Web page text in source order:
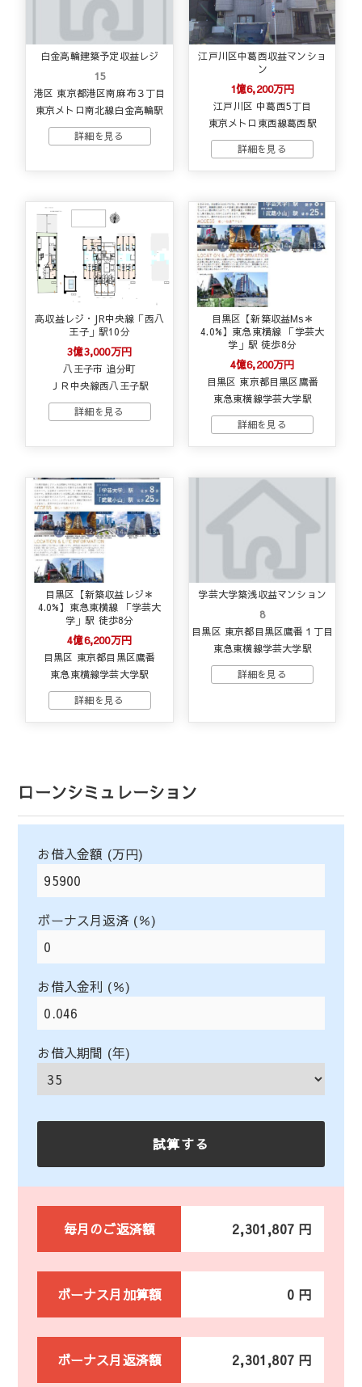
白金高輪建築予定収益レジ
15
港区 東京都港区南麻布３丁目
東京メトロ南北線白金高輪駅
江戸川区中葛西収益マンショ
ン
1億6,200万円
江戸川区 中葛西5丁目
東京メトロ東西線葛西駅
高収益レジ・JR中央線「西八
王子」駅10分
3億3,000万円
八王子市 追分町
ＪＲ中央線西八王子駅
目黒区【新築収益Ms＊
4.0%】東急東横線 「学芸大
学」駅 徒歩8分
4億6,200万円
目黒区 東京都目黒区鷹番
東急東横線学芸大学駅
目黒区【新築収益レジ＊
4.0%】東急東横線 「学芸大
学」駅 徒歩8分
4億6,200万円
目黒区 東京都目黒区鷹番
東急東横線学芸大学駅
学芸大学築浅収益マンション
8
目黒区 東京都目黒区鷹番１丁目
東急東横線学芸大学駅
ローンシミュレーション
お借入金額 (万円)
ボーナス月返済 (％)
お借入金利 (％)
お借入期間 (年)
毎月のご返済額 2,301,807 円
ボーナス月加算額 0 円
ボーナス月返済額 2,301,807 円